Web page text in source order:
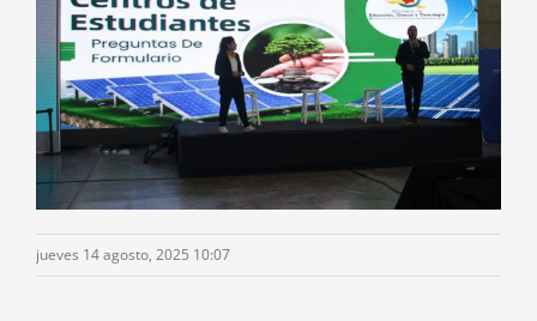
jueves 14 agosto, 2025 10:07